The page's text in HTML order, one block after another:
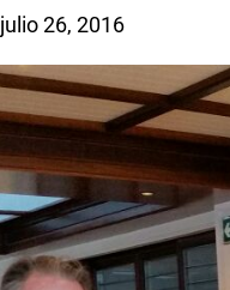
julio 26, 2016